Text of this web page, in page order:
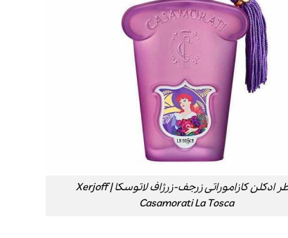
عطر ادکلن کازاموراتی زرجف-زرژاف لاتوسکا | Xerjoff
Casamorati La Tosca